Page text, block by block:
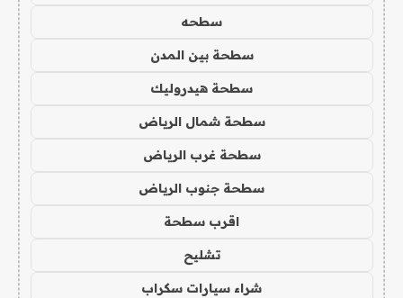
سطحه
سطحة بين المدن
سطحة هيدروليك
سطحة شمال الرياض
سطحة غرب الرياض
سطحة جنوب الرياض
اقرب سطحة
تشليح
شراء سيارات سكراب